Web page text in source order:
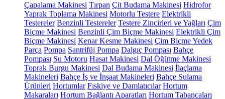
Çapalama Makinesi Tırpan Çit Budama Makinesi Hidrofor
Yaprak Toplama Makinesi Motorlu Testere Elektrikli
Testereler Benzinli Testereler Testere Zincirleri ve Yağları Çim
Biçme Makinesi Benzinli Çim Biçme Makinesi Elektrikli Çim
Biçme Makinesi Kenar Kesme Makinesi Çim Biçme Yedek
Parça Pompa Santrifüj Pompa Dalgıç Pompası Bahçe
Pompası Su Motoru Hasat Makinesi Dal Öğütme Makinesi
Toprak Burgu Makinesi Dal Budama Makinesi İlaçlama
Makineleri Bahçe İş ve İnşaat Makineleri Bahçe Sulama
Ürünleri Hortumlar Fıskiye ve Damlatıcılar Hortum
Makaraları Hortum Bağlantı Aparatları Hortum Tabancaları